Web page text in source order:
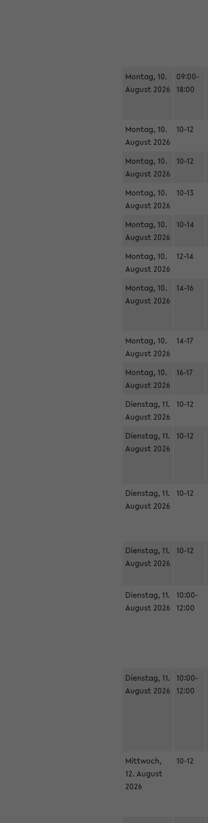
Montag, 10.
August 2026
09:00-
18:00
Montag, 10.
August 2026
10-12
Montag, 10.
August 2026
10-12
Montag, 10.
August 2026
10-13
Montag, 10.
August 2026
10-14
Montag, 10.
August 2026
12-14
Montag, 10.
August 2026
14-16
Montag, 10.
August 2026
14-17
Montag, 10.
August 2026
16-17
Dienstag, 11.
August 2026
10-12
Dienstag, 11.
August 2026
10-12
Dienstag, 11.
August 2026
10-12
Dienstag, 11.
August 2026
10-12
Dienstag, 11.
August 2026
10:00-
12:00
Dienstag, 11.
August 2026
10:00-
12:00
Mittwoch,
12. August
2026
10-12